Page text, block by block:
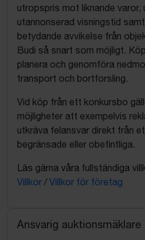
utropspris mot liknande varor,
utannonserad visningstid
betydande avvikelse från
Budi så snart som möjligt.
planera och genomföra
transport och bortforsling.
Vid köp från ett konkursbo
möjligheter att exempelvis
utkräva felansvar direkt från
begränsade eller obefintliga.
Läs gärna våra fullständiga
Villkor / Villkor för företag
Ansvarig auktionsmäklare